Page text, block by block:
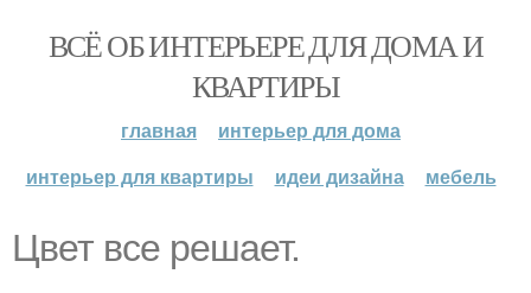
ВСЁ ОБ ИНТЕРЬЕРЕ ДЛЯ ДОМА И
КВАРТИРЫ
главная
интерьер для дома
интерьер для квартиры
идеи дизайна мебель
Цвет все решает.